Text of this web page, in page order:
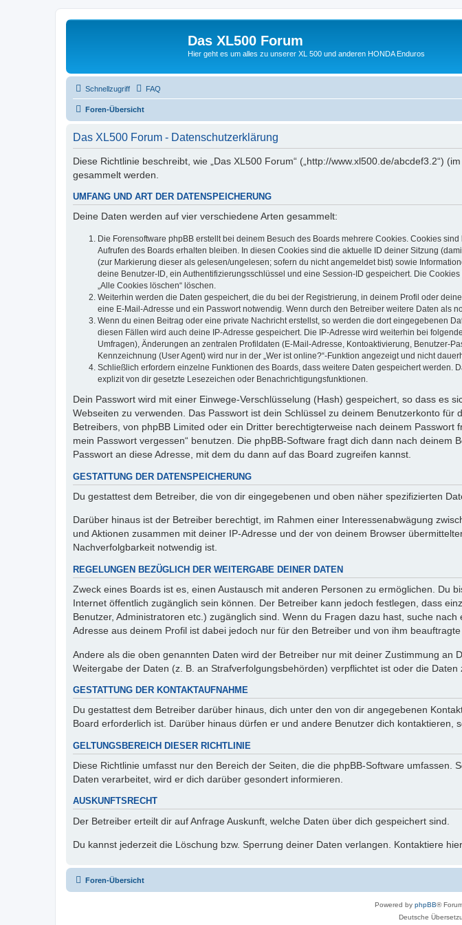
Das XL500 Forum
Hier geht es um alles zu unserer XL 500 und anderen HONDA Enduros
Schnellzugriff FAQ
Foren-Übersicht
Das XL500 Forum - Datenschutzerklärung
Diese Richtlinie beschreibt, wie „Das XL500 Forum“ („http://www.xl500.de/abcdef3.2“)
gesammelt werden.
UMFANG UND ART DER DATENSPEICHERUNG
Deine Daten werden auf vier verschiedene Arten gesammelt:
Die Forensoftware phpBB erstellt bei deinem Besuch des Boards mehrere Cookies. Cookies
Aufrufen des Boards erhalten bleiben. In diesen Cookies sind die aktuelle ID deiner Sitzung
(zur Markierung dieser als gelesen/ungelesen; sofern du nicht angemeldet bist) sowie
deine Benutzer-ID, ein Authentifizierungsschlüssel und eine Session-ID gespeichert. Die
„Alle Cookies löschen“ löschen.
Weiterhin werden die Daten gespeichert, die du bei der Registrierung, in deinem Profil oder
eine E-Mail-Adresse und ein Passwort notwendig. Wenn durch den Betreiber weitere Daten als
Wenn du einen Beitrag oder eine private Nachricht erstellst, so werden die dort eingegebenen
diesen Fällen wird auch deine IP-Adresse gespeichert. Die IP-Adresse wird weiterhin bei
Umfragen), Änderungen an zentralen Profildaten (E-Mail-Adresse, Kontoaktivierung, Benutzer-
Kennzeichnung (User Agent) wird nur in der „Wer ist online?“-Funktion angezeigt und nicht
Schließlich erfordern einzelne Funktionen des Boards, dass weitere Daten gespeichert
explizit von dir gesetzte Lesezeichen oder Benachrichtigungsfunktionen.
Dein Passwort wird mit einer Einwege-Verschlüsselung (Hash) gespeichert, so dass es
Webseiten zu verwenden. Das Passwort ist dein Schlüssel zu deinem Benutzerkonto
Betreibers, von phpBB Limited oder ein Dritter berechtigterweise nach deinem
mein Passwort vergessen“ benutzen. Die phpBB-Software fragt dich dann nach
Passwort an diese Adresse, mit dem du dann auf das Board zugreifen kannst.
GESTATTUNG DER DATENSPEICHERUNG
Du gestattest dem Betreiber, die von dir eingegebenen und oben näher spezifizierten
Darüber hinaus ist der Betreiber berechtigt, im Rahmen einer Interessenabwägung
und Aktionen zusammen mit deiner IP-Adresse und der von deinem Browser
Nachverfolgbarkeit notwendig ist.
REGELUNGEN BEZÜGLICH DER WEITERGABE DEINER DATEN
Zweck eines Boards ist es, einen Austausch mit anderen Personen zu ermöglichen. Du
Internet öffentlich zugänglich sein können. Der Betreiber kann jedoch festlegen, dass
Benutzer, Administratoren etc.) zugänglich sind. Wenn du Fragen dazu hast, suche
Adresse aus deinem Profil ist dabei jedoch nur für den Betreiber und von ihm
Andere als die oben genannten Daten wird der Betreiber nur mit deiner Zustimmung
Weitergabe der Daten (z. B. an Strafverfolgungsbehörden) verpflichtet ist oder die
GESTATTUNG DER KONTAKTAUFNAHME
Du gestattest dem Betreiber darüber hinaus, dich unter den von dir angegebenen
Board erforderlich ist. Darüber hinaus dürfen er und andere Benutzer dich kontaktieren,
GELTUNGSBEREICH DIESER RICHTLINIE
Diese Richtlinie umfasst nur den Bereich der Seiten, die die phpBB-Software
Daten verarbeitet, wird er dich darüber gesondert informieren.
AUSKUNFTSRECHT
Der Betreiber erteilt dir auf Anfrage Auskunft, welche Daten über dich gespeichert sind.
Du kannst jederzeit die Löschung bzw. Sperrung deiner Daten verlangen. Kontaktiere
Foren-Übersicht
Powered by phpBB®
Deutsche